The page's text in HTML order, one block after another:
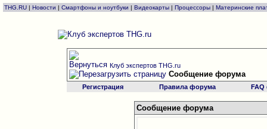
THG.RU | Новости | Смартфоны и ноутбуки | Видеокарты | Процессоры | Материнские
Клуб экспертов THG.ru
Сообщение форума
Регистрация Правила форума
Сообщение форума